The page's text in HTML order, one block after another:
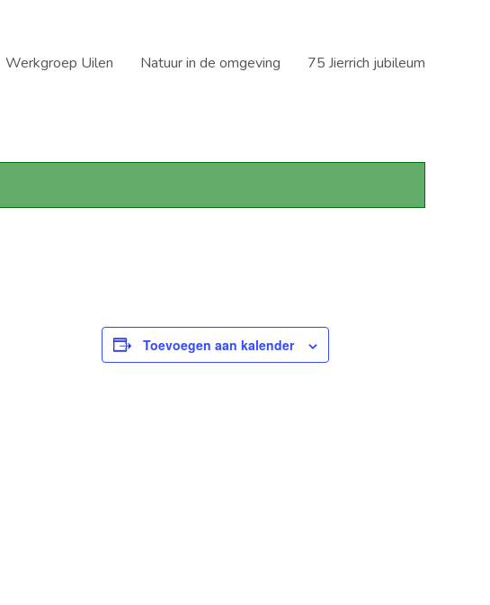
Werkgroep Uilen Natuur in de omgeving 75 Jierrich jubileum
Toevoegen aan kalender